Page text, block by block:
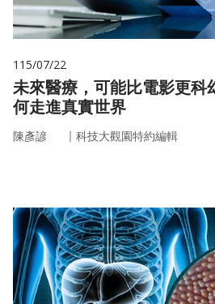
115/07/22
未來醫療，可能比電影更科
何走進真實世界
陳彥諺 ｜ 科技大觀園特約編輯